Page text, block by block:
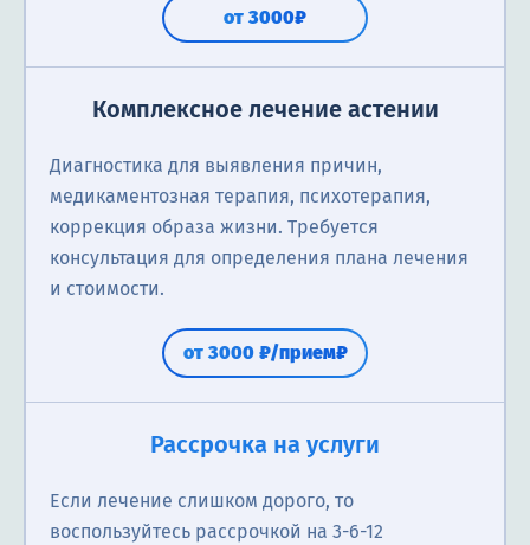
от 3000₽
Комплексное лечение астении
Диагностика для выявления причин,
медикаментозная терапия, психотерапия,
коррекция образа жизни. Требуется
консультация для определения плана лечения
и стоимости.
от 3000 ₽/прием₽
Рассрочка на услуги
Если лечение слишком дорого, то
воспользуйтесь рассрочкой на 3-6-12